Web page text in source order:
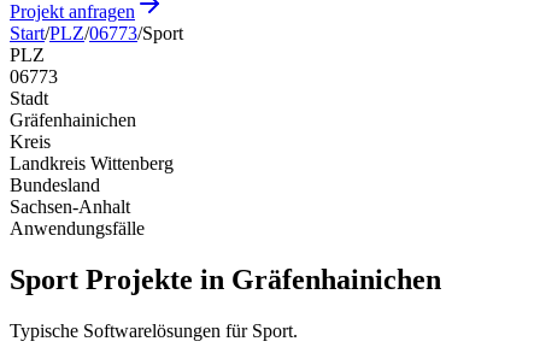
Projekt anfragen
Start/PLZ/06773/Sport
PLZ
06773
Stadt
Gräfenhainichen
Kreis
Landkreis Wittenberg
Bundesland
Sachsen-Anhalt
Anwendungsfälle
Sport Projekte in Gräfenhainichen
Typische Softwarelösungen für Sport.